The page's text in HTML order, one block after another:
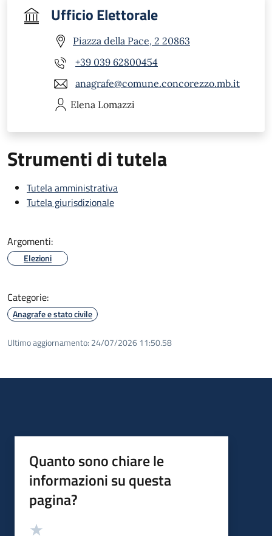
Ufficio Elettorale
Piazza della Pace, 2 20863
+39 039 62800454
anagrafe@comune.concorezzo.mb.it
Elena Lomazzi
Strumenti di tutela
Tutela amministrativa
Tutela giurisdizionale
Argomenti:
Elezioni
Categorie:
Anagrafe e stato civile
Ultimo aggiornamento: 24/07/2026 11:50.58
Quanto sono chiare le
informazioni su questa
pagina?
Valutazione